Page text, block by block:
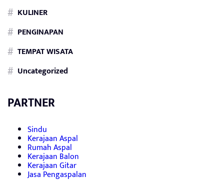
KULINER
PENGINAPAN
TEMPAT WISATA
Uncategorized
PARTNER
Sindu
Kerajaan Aspal
Rumah Aspal
Kerajaan Balon
Kerajaan Gitar
Jasa Pengaspalan